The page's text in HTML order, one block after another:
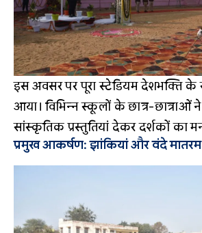
इस अवसर पर पूरा स्टेडियम देशभक्ति के
आया। विभिन्न स्कूलों के छात्र-छात्राओं ने
सांस्कृतिक प्रस्तुतियां देकर दर्शकों का
प्रमुख आकर्षण: झांकियां और वंदे